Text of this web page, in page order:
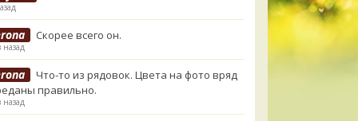
Скорее всего он.
назад
Что-то из рядовок. Цвета на фото вряд
правильно.
назад